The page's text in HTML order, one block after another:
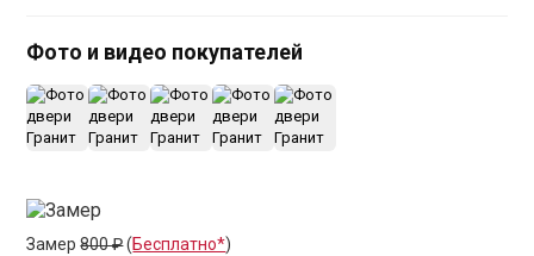
Фото и видео покупателей
Замер800 ₽(Бесплатно*)